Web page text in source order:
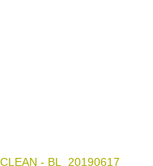
- BL_20190617